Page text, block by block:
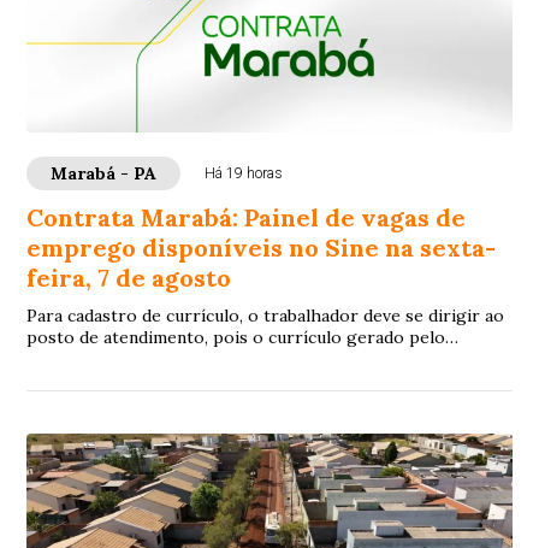
Marabá - PA Há 19 horas
Contrata Marabá: Painel de vagas de
emprego disponíveis no Sine na sexta-
feira, 7 de agosto
Para cadastro de currículo, o trabalhador deve se dirigir ao
posto de atendimento, pois o currículo gerado pelo